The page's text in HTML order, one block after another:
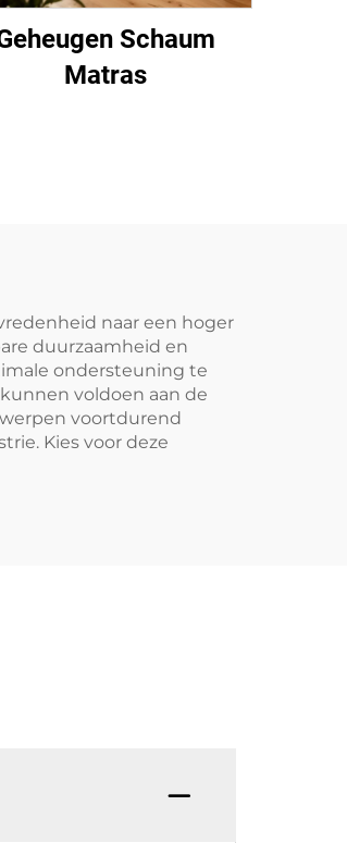
Schaum
Matras
naar een hoger
duurzaamheid en
ondersteuning te
voldoen aan de
voortdurend
Kies voor deze